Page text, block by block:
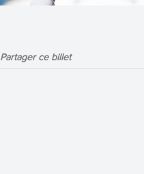
Partager ce billet